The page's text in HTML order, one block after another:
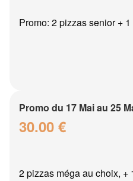
Promo: 2 pizzas senior +
Promo du 17 Mai au 25
30.00 €
2 pizzas méga au choix, +